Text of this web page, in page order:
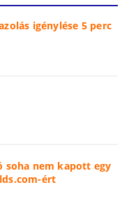
igénylése 5 perc
soha nem kapott egy
ért